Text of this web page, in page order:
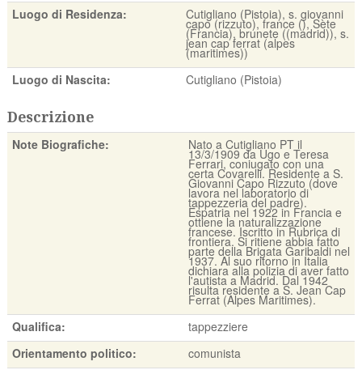
Luogo di Residenza:
Cutigliano (Pistoia), s. giovanni
capo (rizzuto), france (), Sète
(Francia), brunete ((madrid)), s.
jean cap ferrat (alpes
(maritimes))
Luogo di Nascita:
Cutigliano (Pistoia)
Descrizione
Note Biografiche: Nato a Cutigliano PT il
13/3/1909 da Ugo e Teresa
Ferrari, coniugato con una
certa Covarelli. Residente a S.
Giovanni Capo Rizzuto (dove
lavora nel laboratorio di
tappezzeria del padre).
Espatria nel 1922 in Francia e
ottiene la naturalizzazione
francese. Iscritto in Rubrica di
frontiera. Si ritiene abbia fatto
parte della Brigata Garibaldi nel
1937. Al suo ritorno in Italia
dichiara alla polizia di aver fatto
l'autista a Madrid. Dal 1942
risulta residente a S. Jean Cap
Ferrat (Alpes Maritimes).
Qualifica:
tappezziere
Orientamento politico:
comunista